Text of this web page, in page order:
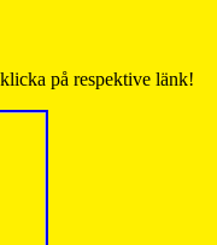
på respektive länk!